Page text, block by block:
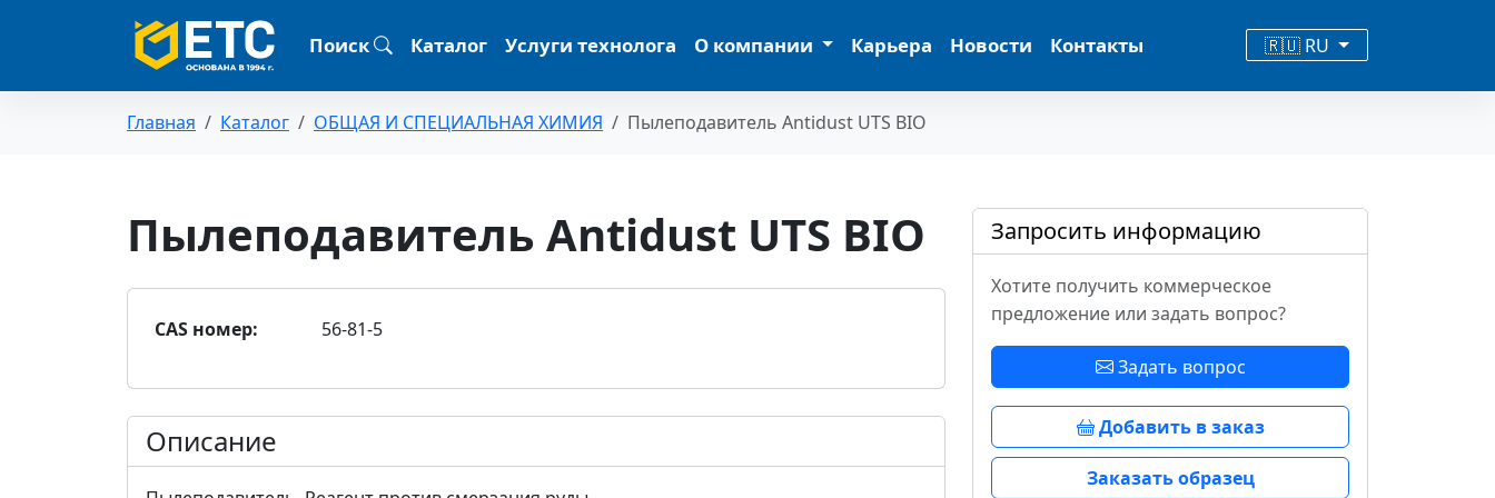
Поиск Каталог Услуги технолога О компании Карьера Новости Контакты 🇷🇺 RU
Главная Каталог ОБЩАЯ И СПЕЦИАЛЬНАЯ ХИМИЯ Пылеподавитель Antidust UTS BIO
Пылеподавитель Antidust UTS BIO
CAS номер: 56-81-5
Описание
Запросить информацию
Хотите получить коммерческое
предложение или задать вопрос?
Задать вопрос
Добавить в заказ
Заказать образец